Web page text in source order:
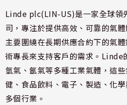
Linde plc(LIN-US)是一家全球領
司，專注於提供高效、可靠的氣
主要圍繞在長期供應合約下的氣
術專長來支持客戶的需求。Linde
氫氣、氬氣等多種工業氣體，這
健、食品飲料、電子、製造、化
多個行業。